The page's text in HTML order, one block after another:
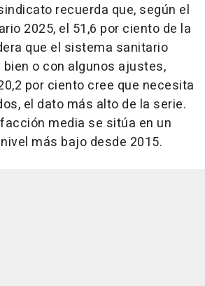
recuerda que, según el
2025, el 51,6 por ciento de la
que el sistema sanitario
o con algunos ajustes,
por ciento cree que necesita
el dato más alto de la serie.
media se sitúa en un
más bajo desde 2015.